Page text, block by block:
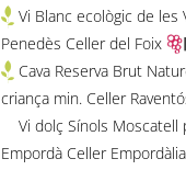
Vi Blanc ecològic de les
Penedès Celler del Foix
Cava Reserva Brut
criança min. Celler
Vi dolç Sínols Moscatell
Empordà Celler Empordàlia